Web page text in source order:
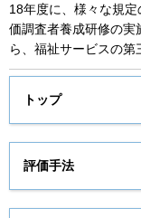
18年度に、様々な規
価調査者養成研修の実
ら、福祉サービスの第
トップ
評価手法